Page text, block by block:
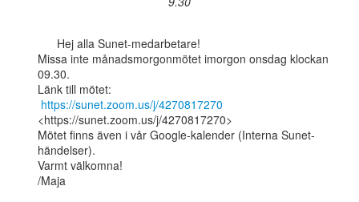
Missa inte månadsmorgonmötet imorgon onsdag klockan
09.30.
Länk till mötet:
https://sunet.zoom.us/j/4270817270
<https://sunet.zoom.us/j/4270817270>
Mötet finns även i vår Google-kalender (Interna Sunet-
händelser).
Varmt välkomna!
/Maja